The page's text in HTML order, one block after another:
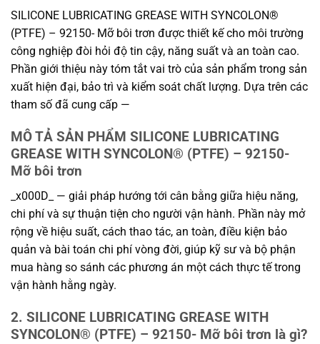
SILICONE LUBRICATING GREASE WITH SYNCOLON®
(PTFE) – 92150- Mỡ bôi trơn được thiết kế cho môi trường
công nghiệp đòi hỏi độ tin cậy, năng suất và an toàn cao.
Phần giới thiệu này tóm tắt vai trò của sản phẩm trong sản
xuất hiện đại, bảo trì và kiểm soát chất lượng. Dựa trên các
tham số đã cung cấp —
MÔ TẢ SẢN PHẨM SILICONE LUBRICATING
GREASE WITH SYNCOLON® (PTFE) – 92150-
Mỡ bôi trơn
_x000D_ — giải pháp hướng tới cân bằng giữa hiệu năng,
chi phí và sự thuận tiện cho người vận hành. Phần này mở
rộng về hiệu suất, cách thao tác, an toàn, điều kiện bảo
quản và bài toán chi phí vòng đời, giúp kỹ sư và bộ phận
mua hàng so sánh các phương án một cách thực tế trong
vận hành hằng ngày.
2. SILICONE LUBRICATING GREASE WITH
SYNCOLON® (PTFE) – 92150- Mỡ bôi trơn là gì?